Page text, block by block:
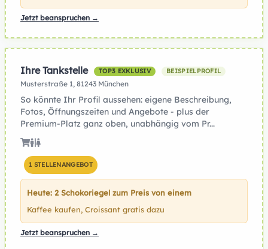
Jetzt beanspruchen →
Ihre Tankstelle TOP3 EXKLUSIV BEISPIELPROFIL
Musterstraße 1, 81243 München
So könnte Ihr Profil aussehen: eigene Beschreibung,
Fotos, Öffnungszeiten und Angebote - plus der
Premium-Platz ganz oben, unabhängig vom Pr...
1 STELLENANGEBOT
Heute: 2 Schokoriegel zum Preis von einem
Kaffee kaufen, Croissant gratis dazu
Jetzt beanspruchen →